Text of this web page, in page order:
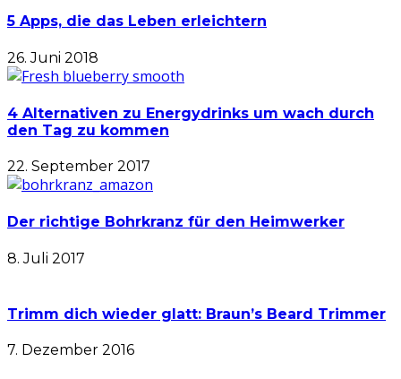
5 Apps, die das Leben erleichtern
26. Juni 2018
4 Alternativen zu Energydrinks um wach durch
den Tag zu kommen
22. September 2017
Der richtige Bohrkranz für den Heimwerker
8. Juli 2017
Trimm dich wieder glatt: Braun’s Beard Trimmer
7. Dezember 2016